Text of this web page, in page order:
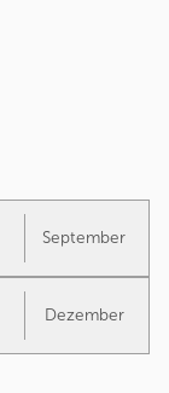
September
Dezember